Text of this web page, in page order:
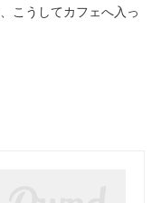
こうしてカフェへ入っ